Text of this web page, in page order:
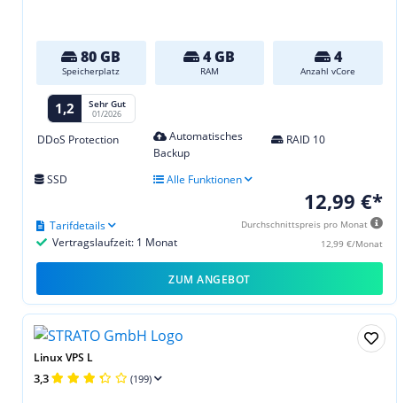
80 GB
Speicherplatz
4 GB
RAM
4
Anzahl vCore
1,2 Sehr Gut
01/2026
DDoS Protection
Automatisches
Backup
RAID 10
SSD Alle Funktionen
12,99 €*
Durchschnittspreis pro Monat
12,99 €/Monat
Vertragslaufzeit: 1 Monat
Tarifdetails
ZUM ANGEBOT
Linux VPS L
3,3 (199)